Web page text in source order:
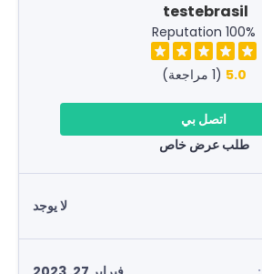
testebrasil
100% Reputation
5.0 (1 مراجعة)
اتصل بي
طلب عرض خاص
لا يوجد